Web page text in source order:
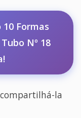
Formas
Nº 18
compartilhá-la